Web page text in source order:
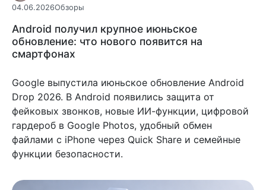
04.06.2026Обзоры
Android получил крупное июньское
обновление: что нового появится на
смартфонах
Google выпустила июньское обновление Android
Drop 2026. В Android появились защита от
фейковых звонков, новые ИИ-функции, цифровой
гардероб в Google Photos, удобный обмен
файлами с iPhone через Quick Share и семейные
функции безопасности.